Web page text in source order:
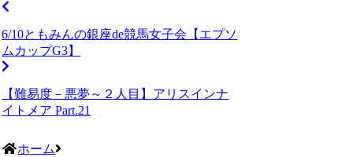
6/10ともみんの銀座de競馬女子会【エプソ
ムカップG3】
【難易度－悪夢～２人目】アリスインナ
イトメア Part.21
ホーム